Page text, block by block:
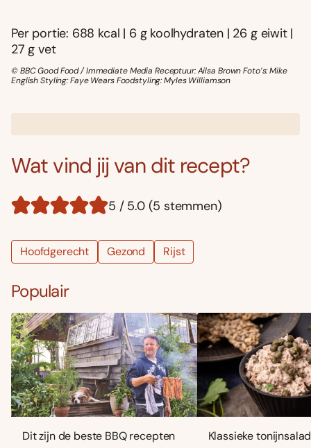
Per portie: 688 kcal | 6 g koolhydraten | 26 g eiwit |
27 g vet
© BBC Good Food / Immediate Media Receptuur: Ailsa Brown Foto’s: Mike
English Styling: Faye Wears Foodstyling: Myles Williamson
Wat vind jij van dit recept?
5 / 5.0 (5 stemmen)
Hoofdgerecht Gezond Rijst
Populair
Dit zijn de beste BBQ recepten
Klassieke